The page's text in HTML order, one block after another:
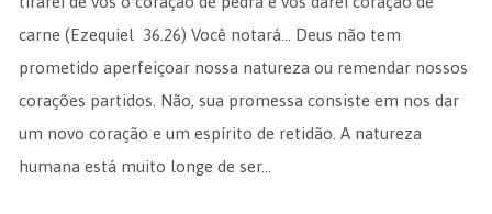
carne (Ezequiel 36.26) Você notará… Deus não tem
prometido aperfeiçoar nossa natureza ou remendar nossos
corações partidos. Não, sua promessa consiste em nos dar
um novo coração e um espírito de retidão. A natureza
humana está muito longe de ser…